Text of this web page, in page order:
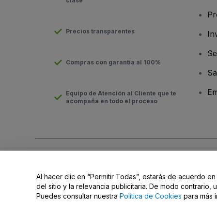
Precios transparentes
Compras con garantía al 100%
Equipo de Atención al Cliente que te
acompaña en todo el proceso
No compartir mi información personal ni tus opciones de
Al hacer clic en “Permitir Todas”, estarás de acuerdo
del sitio y la relevancia publicitaria. De modo contrario,
Puedes consultar nuestra Política de Cookies para más